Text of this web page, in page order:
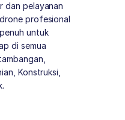
dan pelayanan
profesional
untuk
di semua
Konstruksi,